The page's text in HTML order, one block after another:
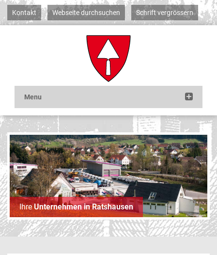
Kontakt Webseite durchsuchen Schrift vergrössern
IhreUnternehmen in Ratshausen